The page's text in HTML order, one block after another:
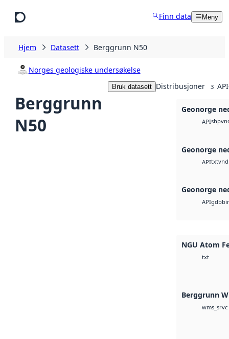
Finn data Meny
Hjem Datasett Berggrunn N50
Norges geologiske undersøkelse
Berggrunn
N50
Bruk datasett Distribusjoner 3
Geonorge
APIshp
Geonorge
APItxt
Geonorge
APIgdb
NGU Atom
txt
Berggrunn
wms_srvc